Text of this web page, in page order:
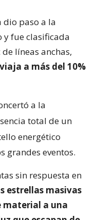
dio paso a la
y fue clasificada
líneas anchas,
a más del 10%
a la
total de un
energético
grandes eventos.
sin respuesta en
estrellas masivas
material a una